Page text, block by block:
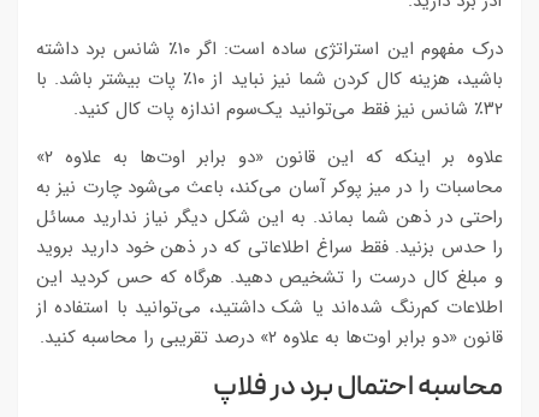
درک مفهوم این استراتژی ساده است: اگر ۱۰٪ شانس برد داشته
باشید، هزینه کال کردن شما نیز نباید از ۱۰٪ پات بیشتر باشد. با
۳۲٪ شانس نیز فقط می‌توانید یک‌سوم اندازه پات کال کنید.
علاوه بر اینکه که این قانون «دو برابر اوت‌ها به علاوه ۲»
محاسبات را در میز پوکر آسان می‌کند، باعث می‌شود چارت نیز به
راحتی در ذهن شما بماند. به این شکل دیگر نیاز ندارید مسائل
را حدس بزنید. فقط سراغ اطلاعاتی که در ذهن خود دارید بروید
و مبلغ کال درست را تشخیص دهید. هرگاه که حس کردید این
اطلاعات کم‌رنگ شده‌اند یا شک داشتید، می‌توانید با استفاده از
قانون «دو برابر اوت‌ها به علاوه ۲» درصد تقریبی را محاسبه کنید.
محاسبه احتمال برد در فلاپ